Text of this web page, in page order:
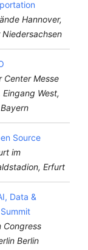
Hannover,
Niedersachsen
Center Messe
West,
Source
im
Erfurt
Data &
Congress
Berlin